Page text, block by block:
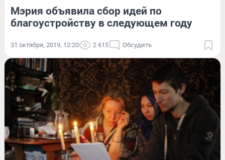
Мэрия объявила сбор идей по
благоустройству в следующем году
31 октября, 2019, 12:20 2 615 Обсудить